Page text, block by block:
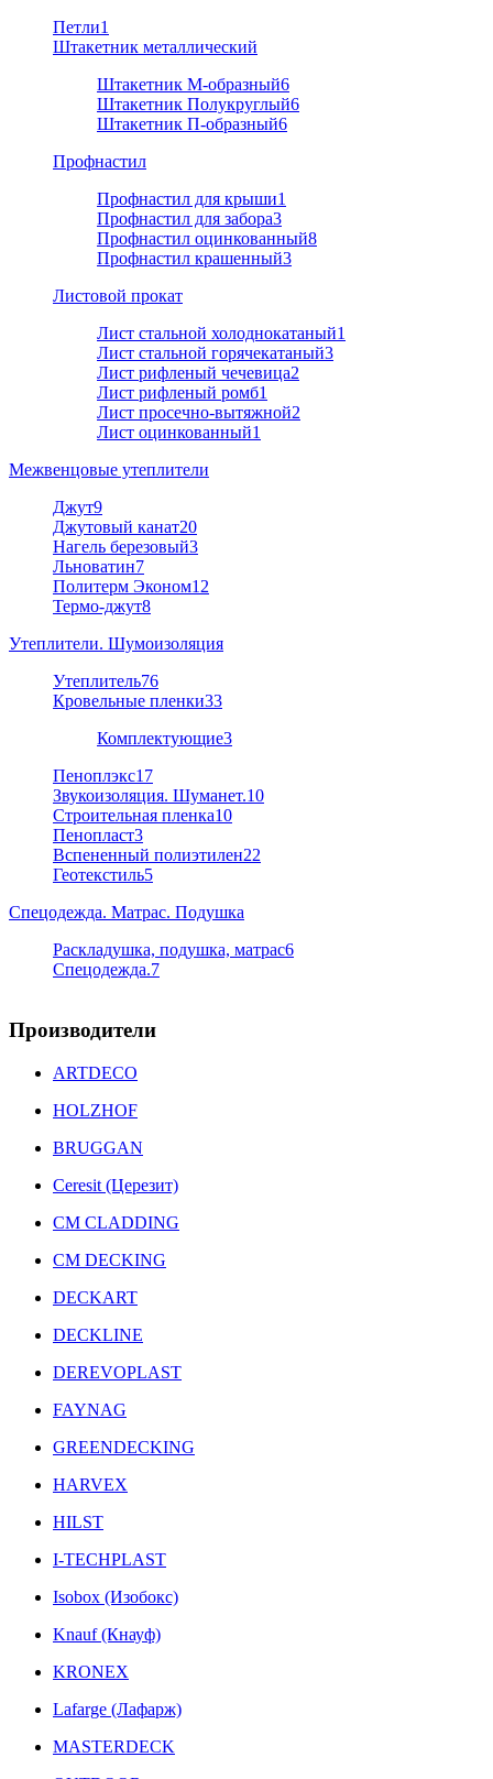
Петли1
Штакетник металлический
Штакетник М-образный6
Штакетник Полукруглый6
Штакетник П-образный6
Профнастил
Профнастил для крыши1
Профнастил для забора3
Профнастил оцинкованный8
Профнастил крашенный3
Листовой прокат
Лист стальной холоднокатаный1
Лист стальной горячекатаный3
Лист рифленый чечевица2
Лист рифленый ромб1
Лист просечно-вытяжной2
Лист оцинкованный1
Межвенцовые утеплители
Джут9
Джутовый канат20
Нагель березовый3
Льноватин7
Политерм Эконом12
Термо-джут8
Утеплители. Шумоизоляция
Утеплитель76
Кровельные пленки33
Комплектующие3
Пеноплэкс17
Звукоизоляция. Шуманет.10
Строительная пленка10
Пенопласт3
Вспененный полиэтилен22
Геотекстиль5
Спецодежда. Матрас. Подушка
Раскладушка, подушка, матрас6
Спецодежда.7
Производители
ARTDECO
HOLZHOF
BRUGGAN
Ceresit (Церезит)
CM CLADDING
CM DECKING
DECKART
DECKLINE
DEREVOPLAST
FAYNAG
GREENDECKING
HARVEX
HILST
I-TECHPLAST
Isobox (Изобокс)
Knauf (Кнауф)
KRONEX
Lafarge (Лафарж)
MASTERDECK